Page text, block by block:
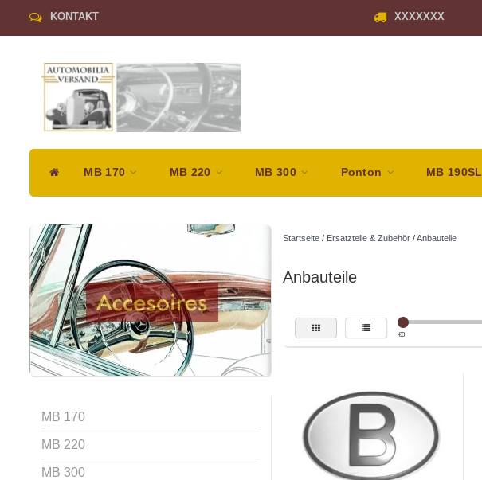
KONTAKT XXXXXXX
MB 170 MB 220 MB 300 Ponton MB 190SL
MB 170
MB 220
MB 300
Startseite/ Ersatzteile & Zubehör/Anbauteile
Anbauteile
€0